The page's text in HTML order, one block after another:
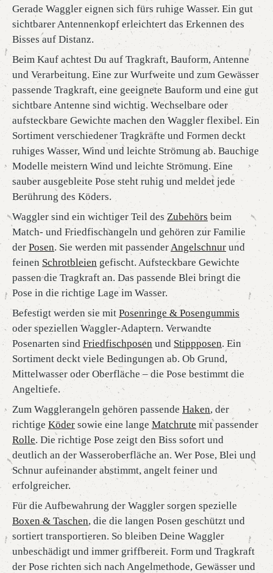
Gerade Waggler eignen sich fürs ruhige Wasser. Ein gut
sichtbarer Antennenkopf erleichtert das Erkennen des
Bisses auf Distanz.
Beim Kauf achtest Du auf Tragkraft, Bauform, Antenne
und Verarbeitung. Eine zur Wurfweite und zum Gewässer
passende Tragkraft, eine geeignete Bauform und eine gut
sichtbare Antenne sind wichtig. Wechselbare oder
aufsteckbare Gewichte machen den Waggler flexibel. Ein
Sortiment verschiedener Tragkräfte und Formen deckt
ruhiges Wasser, Wind und leichte Strömung ab. Bauchige
Modelle meistern Wind und leichte Strömung. Eine
sauber ausgebleite Pose steht ruhig und meldet jede
Berührung des Köders.
Waggler sind ein wichtiger Teil des Zubehörs beim
Match- und Friedfischangeln und gehören zur Familie
der Posen. Sie werden mit passenderAngelschnur und
feinen Schrotbleien gefischt. Aufsteckbare Gewichte
passen die Tragkraft an. Das passende Blei bringt die
Pose in die richtige Lage im Wasser.
Befestigt werden sie mit Posenringe & Posengummis
oder speziellen Waggler-Adaptern. Verwandte
Posenarten sind Friedfischposen und Stippposen. Ein
Sortiment deckt viele Bedingungen ab. Ob Grund,
Mittelwasser oder Oberfläche – die Pose bestimmt die
Angeltiefe.
Zum Wagglerangeln gehören passende Haken, der
richtige Köder sowie eine lange Matchrute mit passender
Rolle. Die richtige Pose zeigt den Biss sofort und
deutlich an der Wasseroberfläche an. Wer Pose, Blei und
Schnur aufeinander abstimmt, angelt feiner und
erfolgreicher.
Für die Aufbewahrung der Waggler sorgen spezielle
Boxen & Taschen, die die langen Posen geschützt und
sortiert transportieren. So bleiben Deine Waggler
unbeschädigt und immer griffbereit. Form und Tragkraft
der Pose richten sich nach Angelmethode, Gewässer und